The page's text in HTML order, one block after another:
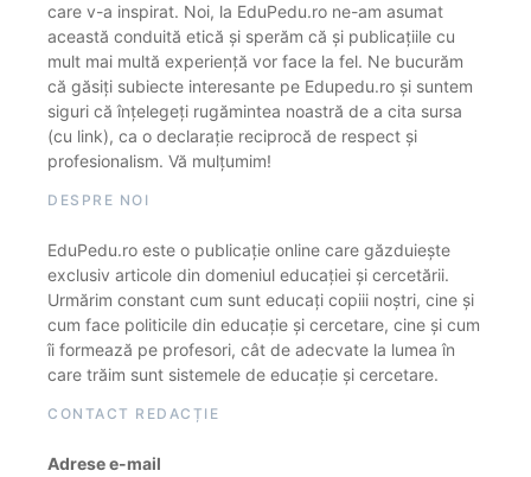
care v-a inspirat. Noi, la EduPedu.ro ne-am asumat
această conduită etică și sperăm că și publicațiile cu
mult mai multă experiență vor face la fel. Ne bucurăm
că găsiți subiecte interesante pe Edupedu.ro și suntem
siguri că înțelegeți rugămintea noastră de a cita sursa
(cu link), ca o declarație reciprocă de respect și
profesionalism. Vă mulțumim!
DESPRE NOI
EduPedu.ro este o publicație online care găzduiește
exclusiv articole din domeniul educației și cercetării.
Urmărim constant cum sunt educați copiii noștri, cine și
cum face politicile din educație și cercetare, cine și cum
îi formează pe profesori, cât de adecvate la lumea în
care trăim sunt sistemele de educație și cercetare.
CONTACT REDACȚIE
Adrese e-mail